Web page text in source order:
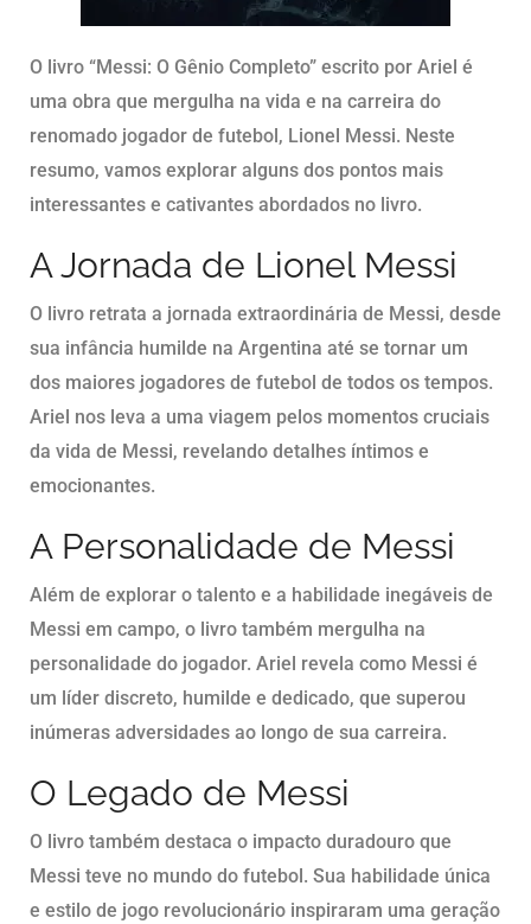
O livro “Messi: O Gênio Completo” escrito por Ariel é
uma obra que mergulha na vida e na carreira do
renomado jogador de futebol, Lionel Messi. Neste
resumo, vamos explorar alguns dos pontos mais
interessantes e cativantes abordados no livro.
A Jornada de Lionel Messi
O livro retrata a jornada extraordinária de Messi, desde
sua infância humilde na Argentina até se tornar um
dos maiores jogadores de futebol de todos os tempos.
Ariel nos leva a uma viagem pelos momentos cruciais
da vida de Messi, revelando detalhes íntimos e
emocionantes.
A Personalidade de Messi
Além de explorar o talento e a habilidade inegáveis de
Messi em campo, o livro também mergulha na
personalidade do jogador. Ariel revela como Messi é
um líder discreto, humilde e dedicado, que superou
inúmeras adversidades ao longo de sua carreira.
O Legado de Messi
O livro também destaca o impacto duradouro que
Messi teve no mundo do futebol. Sua habilidade única
e estilo de jogo revolucionário inspiraram uma geração